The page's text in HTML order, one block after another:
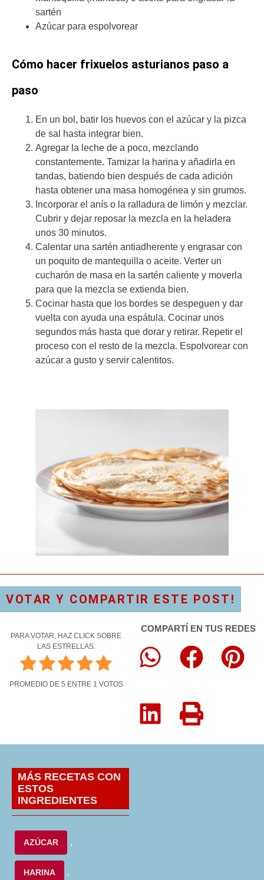
sartén
Azúcar para espolvorear
Cómo hacer frixuelos asturianos paso a
paso
En un bol, batir los huevos con el azúcar y la pizca
de sal hasta integrar bien.
Agregar la leche de a poco, mezclando
constantemente. Tamizar la harina y añadirla en
tandas, batiendo bien después de cada adición
hasta obtener una masa homogénea y sin grumos.
Incorporar el anís o la ralladura de limón y mezclar.
Cubrir y dejar reposar la mezcla en la heladera
unos 30 minutos.
Calentar una sartén antiadherente y engrasar con
un poquito de mantequilla o aceite. Verter un
cucharón de masa en la sartén caliente y moverla
para que la mezcla se extienda bien.
Cocinar hasta que los bordes se despeguen y dar
vuelta con ayuda una espátula. Cocinar unos
segundos más hasta que dorar y retirar. Repetir el
proceso con el resto de la mezcla. Espolvorear con
azúcar a gusto y servir calentitos.
VOTAR Y COMPARTIR ESTE POST!
PARA VOTAR, HAZ CLICK SOBRE
LAS ESTRELLAS.
PROMEDIO DE 5 ENTRE 1 VOTOS
COMPARTÍ EN TUS REDES
MÁS RECETAS CON
ESTOS
INGREDIENTES
AZÚCAR ,
HARINA ,